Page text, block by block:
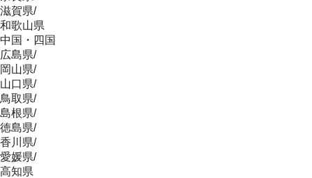
滋賀県/
和歌山県
中国・四国
広島県/
岡山県/
山口県/
鳥取県/
島根県/
徳島県/
香川県/
愛媛県/
高知県